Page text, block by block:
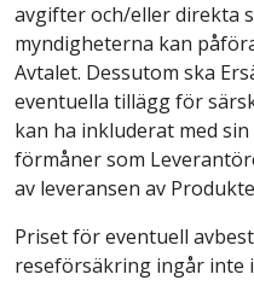
avgifter och/eller direkta
myndigheterna kan
Avtalet. Dessutom ska
eventuella tillägg för
kan ha inkluderat med
förmåner som
av leveransen av
Priset för eventuell
reseförsäkring ingår inte